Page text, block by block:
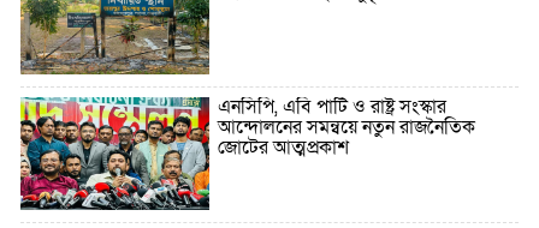
এনসিপি, এবি পার্টি ও রাষ্ট্র সংস্কার
আন্দোলনের সমন্বয়ে নতুন রাজনৈতিক
জোটের আত্মপ্রকাশ